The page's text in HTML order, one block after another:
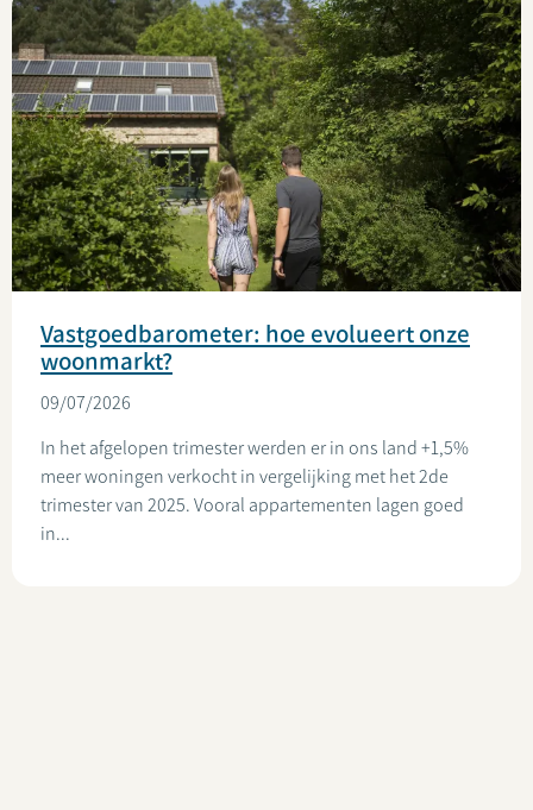
Vastgoedbarometer: hoe evolueert onze
woonmarkt?
09/07/2026
In het afgelopen trimester werden er in ons land +1,5%
meer woningen verkocht in vergelijking met het 2de
trimester van 2025. Vooral appartementen lagen goed
in...